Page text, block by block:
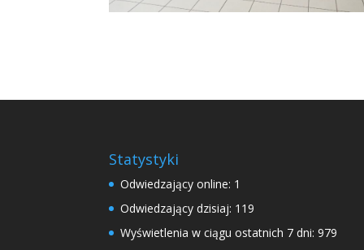
Statystyki
Odwiedzający online: 1
Odwiedzający dzisiaj: 119
Wyświetlenia w ciągu ostatnich 7 dni:979